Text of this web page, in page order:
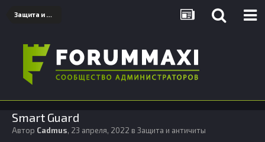
Защита и античиты
Smart Guard
Автор Cadmus, 23 апреля, 2022 в Защита и античиты